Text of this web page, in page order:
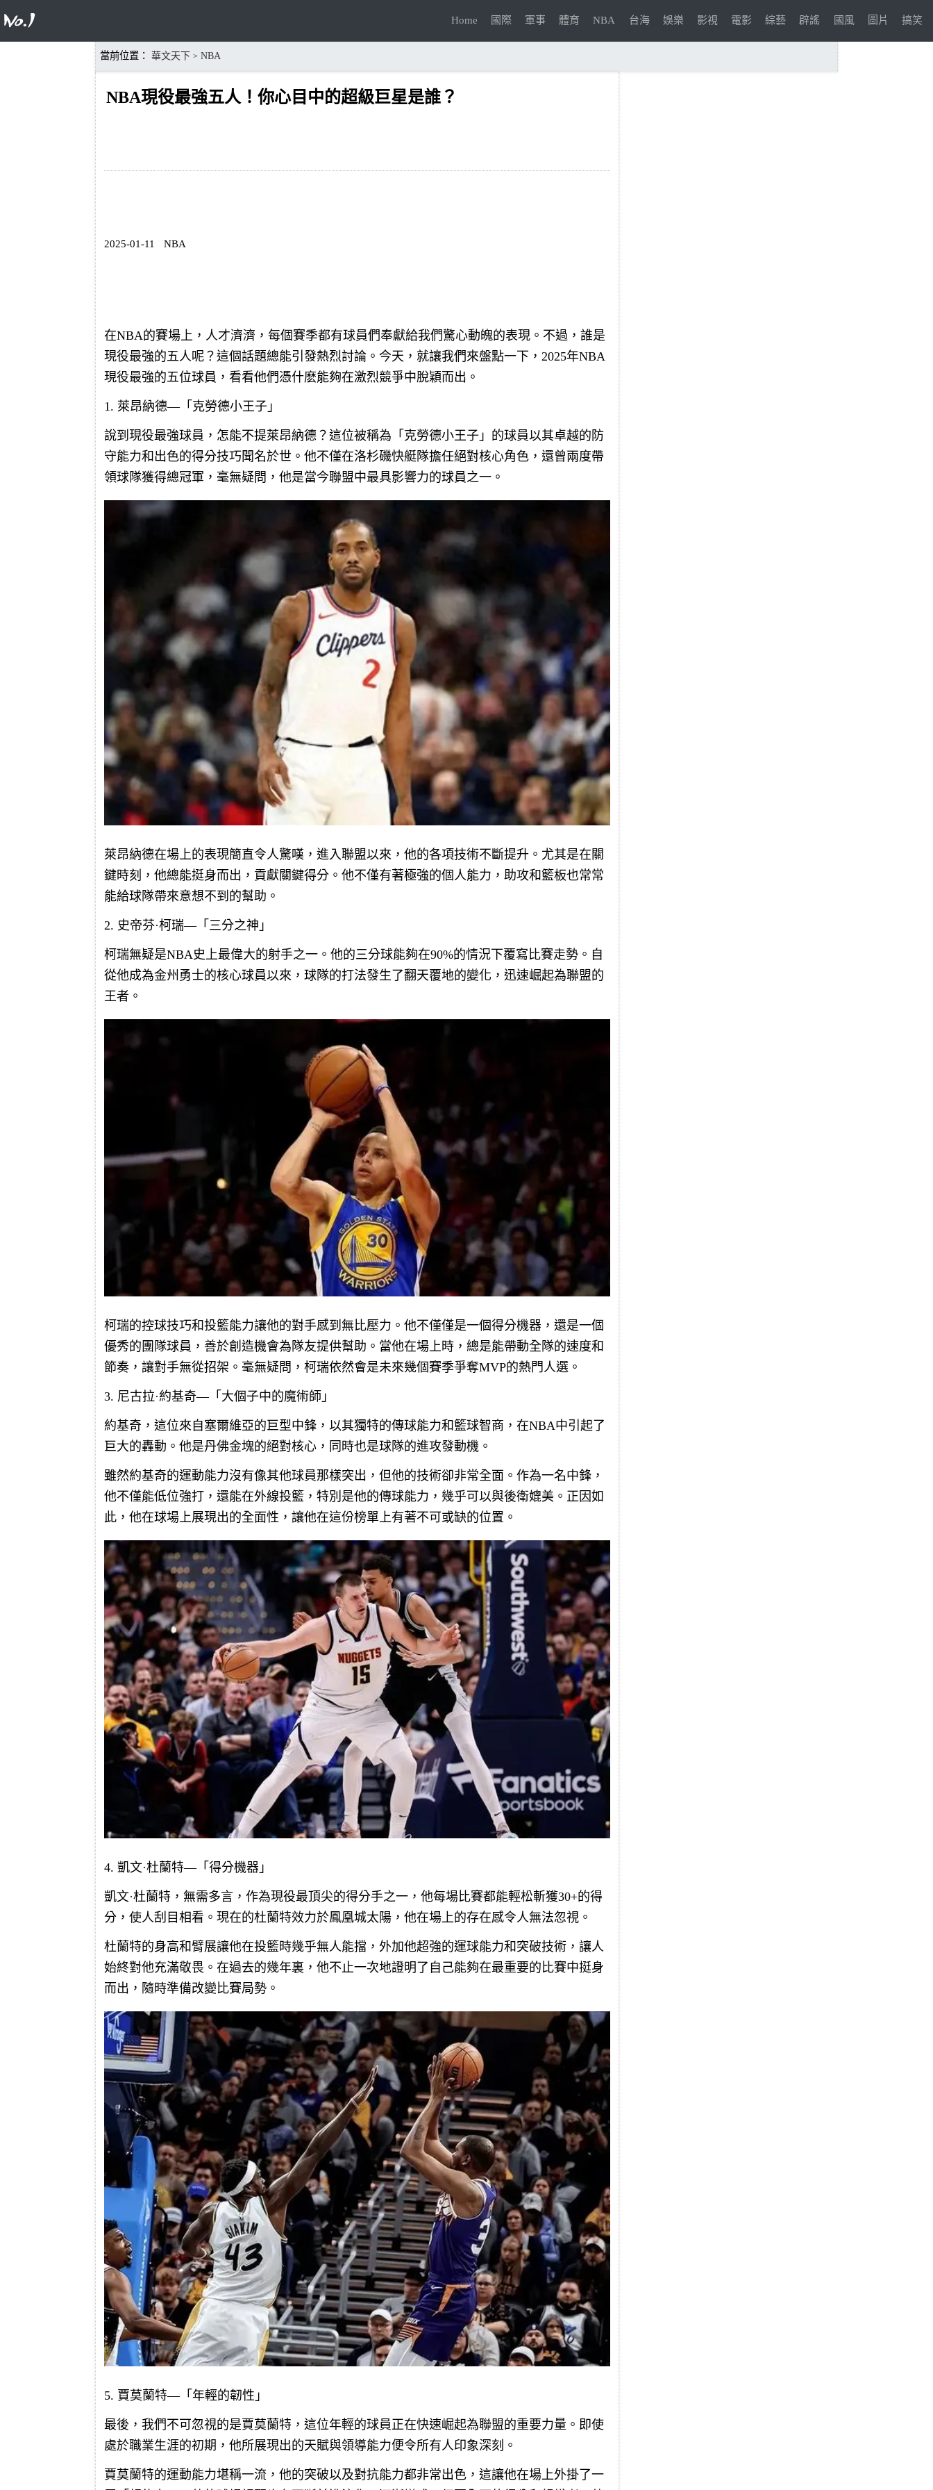
Home 國際 軍事 體育 NBA 台海 娛樂 影視 電影 綜藝 辟謠 國風 圖片 搞笑
當前位置： 華文天下 > NBA
NBA現役最強五人！你心目中的超級巨星是誰？
2025-01-11 NBA
在NBA的賽場上，人才濟濟，每個賽季都有球員們奉獻給我們驚心動魄的表現。不過，誰是
現役最強的五人呢？這個話題總能引發熱烈討論。今天，就讓我們來盤點一下，2025年NBA
現役最強的五位球員，看看他們憑什麽能夠在激烈競爭中脫穎而出。
1. 萊昂納德—「克勞德小王子」
說到現役最強球員，怎能不提萊昂納德？這位被稱為「克勞德小王子」的球員以其卓越的防
守能力和出色的得分技巧聞名於世。他不僅在洛杉磯快艇隊擔任絕對核心角色，還曾兩度帶
領球隊獲得總冠軍，毫無疑問，他是當今聯盟中最具影響力的球員之一。
萊昂納德在場上的表現簡直令人驚嘆，進入聯盟以來，他的各項技術不斷提升。尤其是在關
鍵時刻，他總能挺身而出，貢獻關鍵得分。他不僅有著極強的個人能力，助攻和籃板也常常
能給球隊帶來意想不到的幫助。
2. 史帝芬·柯瑞—「三分之神」
柯瑞無疑是NBA史上最偉大的射手之一。他的三分球能夠在90%的情況下覆寫比賽走勢。自
從他成為金州勇士的核心球員以來，球隊的打法發生了翻天覆地的變化，迅速崛起為聯盟的
王者。
柯瑞的控球技巧和投籃能力讓他的對手感到無比壓力。他不僅僅是一個得分機器，還是一個
優秀的團隊球員，善於創造機會為隊友提供幫助。當他在場上時，總是能帶動全隊的速度和
節奏，讓對手無從招架。毫無疑問，柯瑞依然會是未來幾個賽季爭奪MVP的熱門人選。
3. 尼古拉·約基奇—「大個子中的魔術師」
約基奇，這位來自塞爾維亞的巨型中鋒，以其獨特的傳球能力和籃球智商，在NBA中引起了
巨大的轟動。他是丹佛金塊的絕對核心，同時也是球隊的進攻發動機。
雖然約基奇的運動能力沒有像其他球員那樣突出，但他的技術卻非常全面。作為一名中鋒，
他不僅能低位強打，還能在外線投籃，特別是他的傳球能力，幾乎可以與後衛媲美。正因如
此，他在球場上展現出的全面性，讓他在這份榜單上有著不可或缺的位置。
4. 凱文·杜蘭特—「得分機器」
凱文·杜蘭特，無需多言，作為現役最頂尖的得分手之一，他每場比賽都能輕松斬獲30+的得
分，使人刮目相看。現在的杜蘭特效力於鳳凰城太陽，他在場上的存在感令人無法忽視。
杜蘭特的身高和臂展讓他在投籃時幾乎無人能擋，外加他超強的運球能力和突破技術，讓人
始終對他充滿敬畏。在過去的幾年裏，他不止一次地證明了自己能夠在最重要的比賽中挺身
而出，隨時準備改變比賽局勢。
5. 賈莫蘭特—「年輕的韌性」
最後，我們不可忽視的是賈莫蘭特，這位年輕的球員正在快速崛起為聯盟的重要力量。即使
處於職業生涯的初期，他所展現出的天賦與領導能力便令所有人印象深刻。
賈莫蘭特的運動能力堪稱一流，他的突破以及對抗能力都非常出色，這讓他在場上外掛了一